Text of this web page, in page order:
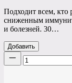
Подходит всем, кто
сниженным
и болезней. 30…
Добавить
Количество